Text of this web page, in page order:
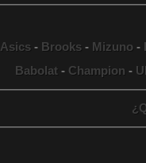
Asics- Brooks- Mizuno-
Babolat - Champion -